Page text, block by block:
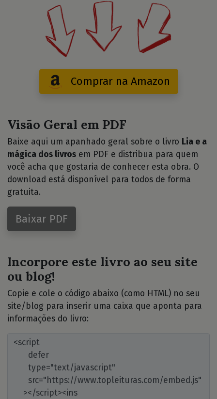
Comprar na Amazon
Visão Geral em PDF
Baixe aqui um apanhado geral sobre o livro Lia e a
mágica dos livros em PDF e distribua para quem
você acha que gostaria de conhecer esta obra. O
download está disponível para todos de forma
gratuita.
Baixar PDF
Incorpore este livro ao seu site
ou blog!
Copie e cole o código abaixo (como HTML) no seu
site/blog para inserir uma caixa que aponta para
informações do livro: